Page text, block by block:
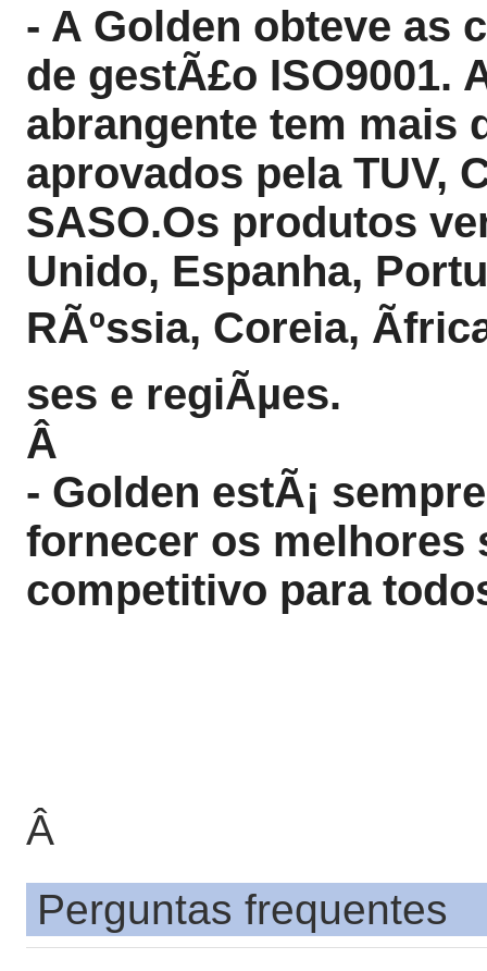
- A Golden obteve as
de gestÃ£o ISO9001.
abrangente tem mais
aprovados pela TUV,
SASO.Os produtos
Unido, Espanha,
RÃºssia, Coreia,
ses e regiÃµes.
Â
- Golden estÃ¡
fornecer os melhores
competitivo para
Â
Perguntas frequentes